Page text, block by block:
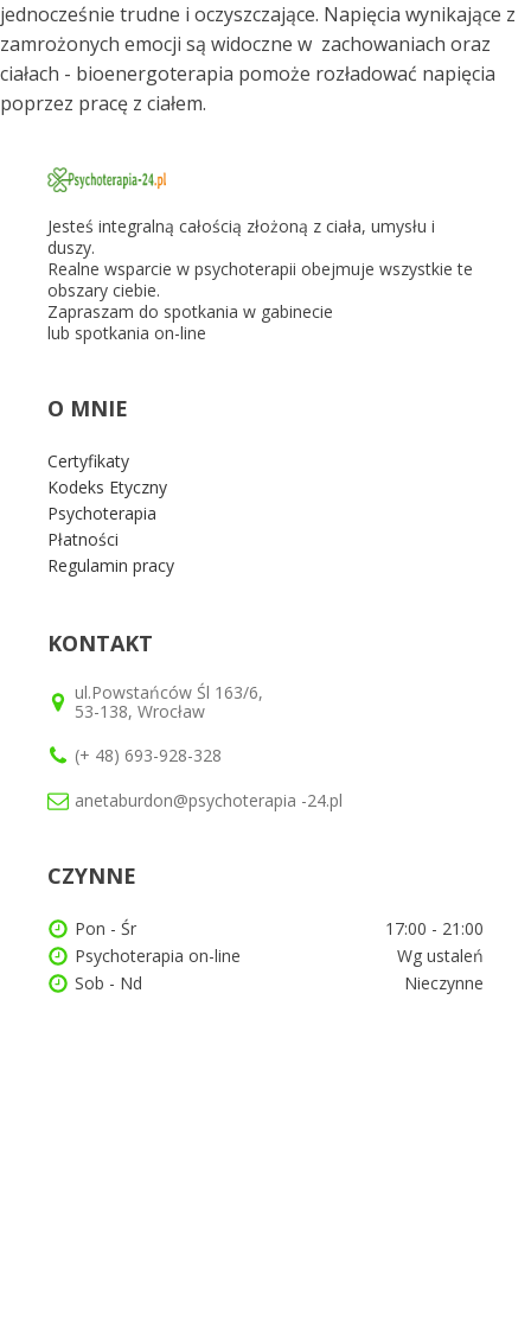
jednocześnie trudne i oczyszczające. Napięcia wynikające z
zamrożonych emocji są widoczne w zachowaniach oraz
ciałach - bioenergoterapia pomoże rozładować napięcia
poprzez pracę z ciałem.
Jesteś integralną całością złożoną z ciała, umysłu i
duszy.
Realne wsparcie w psychoterapii obejmuje wszystkie te
obszary ciebie.
Zapraszam do spotkania w gabinecie
lub spotkania on-line
O MNIE
Certyfikaty
Kodeks Etyczny
Psychoterapia
Płatności
Regulamin pracy
KONTAKT
ul.Powstańców Śl 163/6,
53-138, Wrocław
(+ 48) 693-928-328
anetaburdon@psychoterapia -24.pl
CZYNNE
Pon - Śr
17:00 - 21:00
Psychoterapia on-line
Wg ustaleń
Sob - Nd
Nieczynne